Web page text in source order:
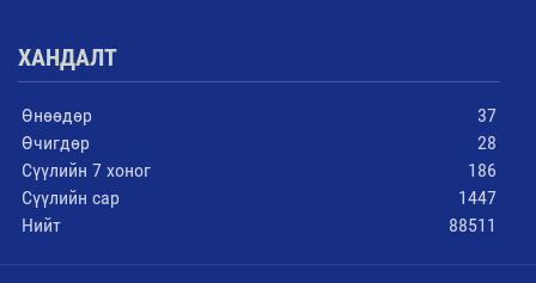
ХАНДАЛТ
Өнөөдөр
37
Өчигдөр
28
Сүүлийн 7 хоног
186
Сүүлийн сар
1447
Нийт
88511